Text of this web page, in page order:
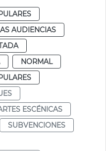
AUDIENCIAS
NORMAL
ESCÉNICAS
SUBVENCIONES